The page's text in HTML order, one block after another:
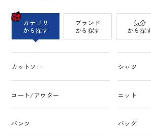
カテゴリ
から探す
ブランド
から探す
気分
から探
カットソー シャツ
コート/アウター ニット
パンツ バッグ